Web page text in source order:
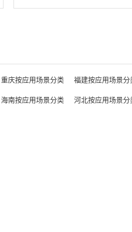
重庆按应用场景分类
福建按应用场景分
海南按应用场景分类 河北按应用场景分